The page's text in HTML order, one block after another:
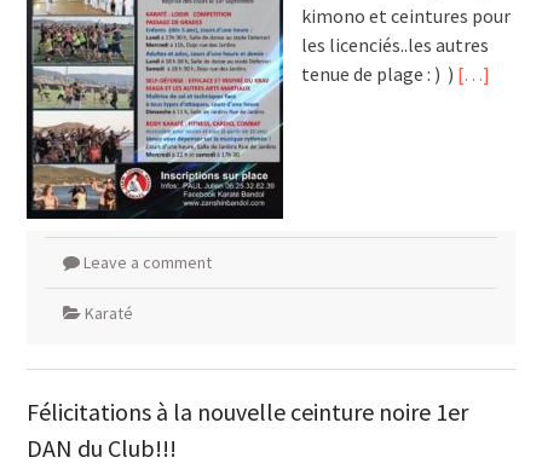
kimono et ceintures pour
les licenciés..les autres
tenue de plage : ) ) […]
Leave a comment
Karaté
Félicitations à la nouvelle ceinture noire 1er
DAN du Club!!!